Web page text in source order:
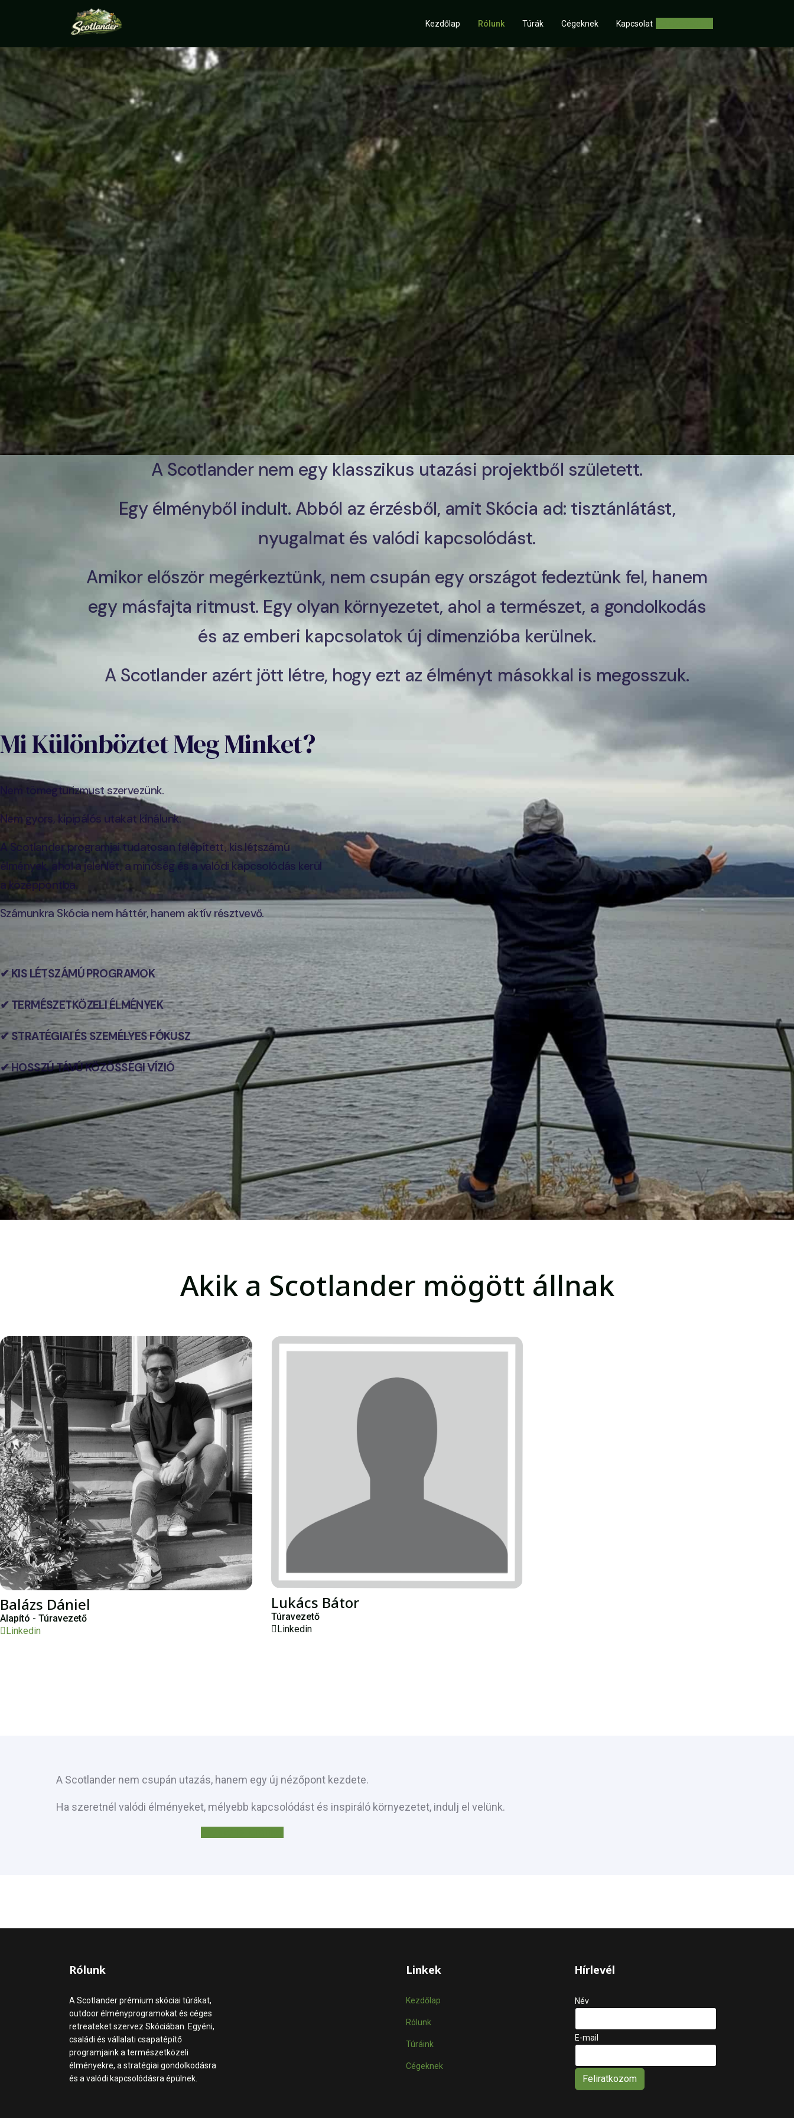
Kezdőlap Rólunk Túrák Cégeknek Kapcsolat
Rólunk
A Scotlander nem egy klasszikus utazási projektből született.
Egy élményből indult. Abból az érzésből, amit Skócia ad: tisztánlátást,
nyugalmat és valódi kapcsolódást.
Amikor először megérkeztünk, nem csupán egy országot fedeztünk fel, hanem
egy másfajta ritmust. Egy olyan környezetet, ahol a természet, a gondolkodás
és az emberi kapcsolatok új dimenzióba kerülnek.
A Scotlander azért jött létre, hogy ezt az élményt másokkal is megosszuk.
Mi Különböztet Meg Minket?
Nem tömegturizmust szervezünk.
Nem gyors, kipipálós utakat kínálunk.
A Scotlander programjai tudatosan felépített, kis létszámú
élmények, ahol a jelenlét, a minőség és a valódi kapcsolódás kerül
a középpontba.
Számunkra Skócia nem háttér, hanem aktív résztvevő.
✔ KIS LÉTSZÁMÚ PROGRAMOK
✔ TERMÉSZETKÖZELI ÉLMÉNYEK
✔ STRATÉGIAI ÉS SZEMÉLYES FÓKUSZ
✔ HOSSZÚ TÁVÚ KÖZÖSSÉGI VÍZIÓ
Akik a Scotlander mögött állnak
Balázs Dániel
Alapító - Túravezető
Linkedin
Lukács Bátor
Túravezető
Linkedin
A Scotlander nem csupán utazás, hanem egy új nézőpont kezdete.
Ha szeretnél valódi élményeket, mélyebb kapcsolódást és inspiráló környezetet, indulj el velünk.
Rólunk
A Scotlander prémium skóciai túrákat,
outdoor élményprogramokat és céges
retreateket szervez Skóciában. Egyéni,
családi és vállalati csapatépítő
programjaink a természetközeli
élményekre, a stratégiai gondolkodásra
és a valódi kapcsolódásra épülnek.
Linkek
Kezdőlap
Rólunk
Túráink
Cégeknek
Hírlevél
Név
E-mail
Feliratkozom